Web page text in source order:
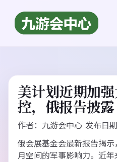
美计划近期加
控，俄报告披露
作者：九游会中心 发布日
俄会展基金会最新报告揭
月空间的军事影响力。近